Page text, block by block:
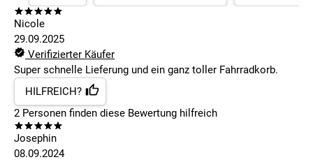
Nicole
29.09.2025
Verifizierter Käufer
Super schnelle Lieferung und ein ganz toller Fahrradkorb.
HILFREICH?
2 Personen finden diese Bewertung hilfreich
Josephin
08.09.2024